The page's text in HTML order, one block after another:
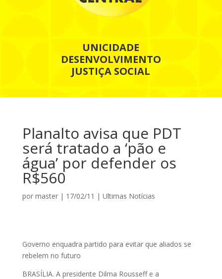
UNICIDADE
DESENVOLVIMENTO
JUSTIÇA SOCIAL
Planalto avisa que PDT
será tratado a ‘pão e
água’ por defender os
R$560
por master| 17/02/11 | Ultimas Notícias
Governo enquadra partido para evitar que aliados se
rebelem no futuro
BRASÍLIA. A presidente Dilma Rousseff e a